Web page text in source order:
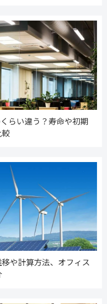
らい違う？寿命や初期
や計算方法、オフィス